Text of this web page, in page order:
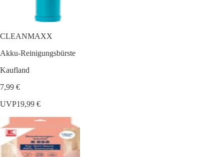
CLEANMAXX
Akku-Reinigungsbürste
Kaufland
7,99 €
UVP19,99 €